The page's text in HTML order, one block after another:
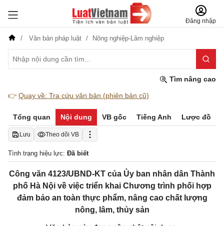
Đăng nhập
Văn bản pháp luật Nông nghiệp-Lâm nghiệp
Tìm nâng cao
👉 Quay về: Tra cứu văn bản (phiên bản cũ)
Tổng quan Nội dung VB gốc Tiếng Anh Lược đồ
Lưu Theo dõi VB
Tình trạng hiệu lực: Đã biết
Công văn 4123/UBND-KT của Ủy ban nhân dân Thành
phố Hà Nội về việc triển khai Chương trình phối hợp
đảm bảo an toàn thực phẩm, nâng cao chất lượng
nông, lâm, thủy sản